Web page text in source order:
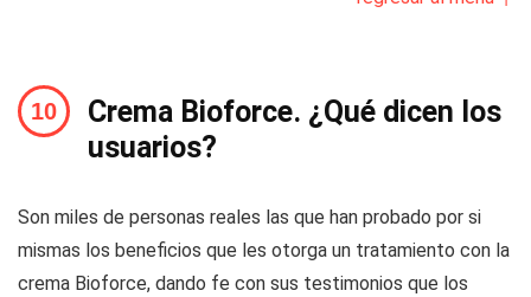
Crema Bioforce. ¿Qué dicen los
usuarios?
Son miles de personas reales las que han probado por si
mismas los beneficios que les otorga un tratamiento con la
crema Bioforce, dando fe con sus testimonios que los